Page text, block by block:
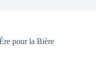
pour la Bière